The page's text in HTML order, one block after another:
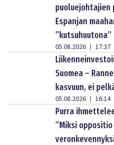
puoluejohtajien
Espanjan
05.08.2026 | 17:37
Suomea –
kasvuun, ei
05.08.2026 | 16:14
Purra
”Miksi